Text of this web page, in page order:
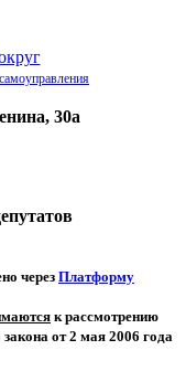
30а
через Платформу
к рассмотрению
от 2 мая 2006 года